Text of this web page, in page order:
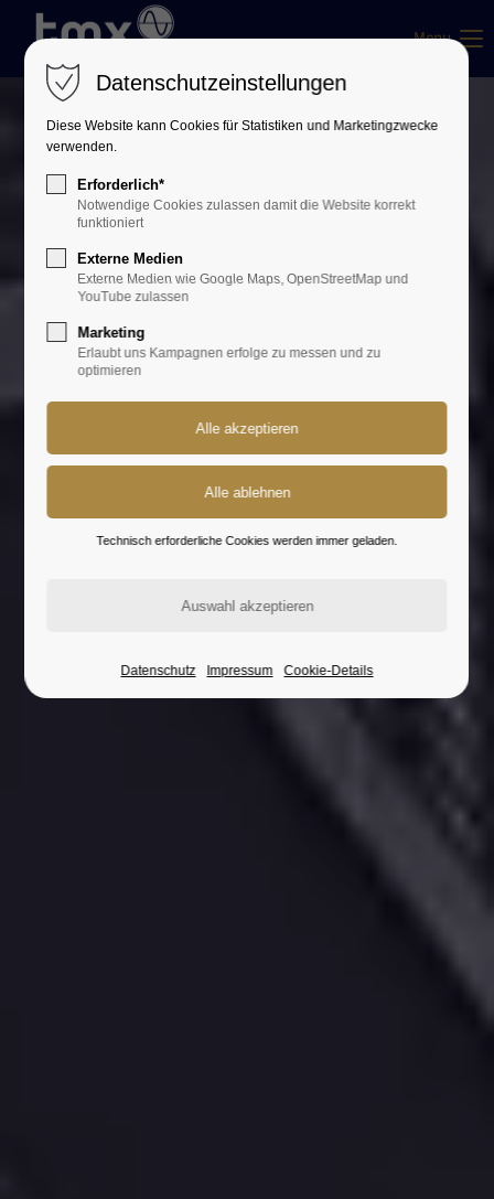
Menu
Datenschutzeinstellungen
Diese Website kann Cookies für Statistiken und Marketingzwecke
verwenden.
Erforderlich*
Notwendige Cookies zulassen damit die Website korrekt
funktioniert
Externe Medien
Externe Medien wie Google Maps, OpenStreetMap und
YouTube zulassen
Marketing
Erlaubt uns Kampagnen erfolge zu messen und zu
optimieren
Technisch erforderliche Cookies werden immer geladen.
Datenschutz Impressum Cookie-Details